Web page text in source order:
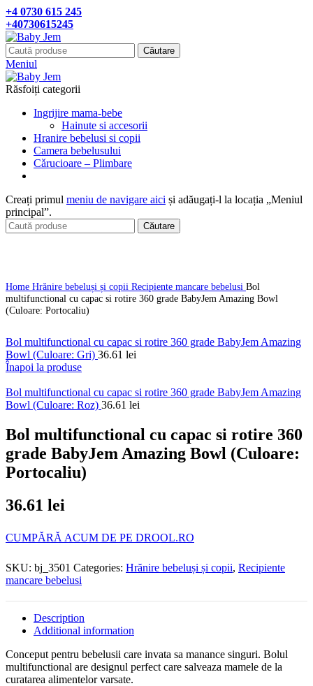
+4 0730 615 245
+40730615245
Căutare
Meniul
Răsfoiți categorii
Ingrijire mama-bebe
Hainute si accesorii
Hranire bebelusi si copii
Camera bebelusului
Cǎrucioare – Plimbare
Creați primul meniu de navigare aici și adăugați-l la locația „Meniul
principal”.
Căutare
Home Hrănire bebeluși și copii Recipiente mancare bebelusi Bol
multifunctional cu capac si rotire 360 grade BabyJem Amazing Bowl
(Culoare: Portocaliu)
Bol multifunctional cu capac si rotire 360 grade BabyJem Amazing
Bowl (Culoare: Gri) 36.61 lei
Înapoi la produse
Bol multifunctional cu capac si rotire 360 grade BabyJem Amazing
Bowl (Culoare: Roz) 36.61 lei
Bol multifunctional cu capac si rotire 360
grade BabyJem Amazing Bowl (Culoare:
Portocaliu)
36.61 lei
CUMPĂRĂ ACUM DE PE DROOL.RO
SKU: bj_3501 Categories: Hrănire bebeluși și copii, Recipiente
mancare bebelusi
Description
Additional information
Conceput pentru bebelusii care invata sa manance singuri. Bolul
multifunctional are designul perfect care salveaza mamele de la
curatarea alimentelor varsate.